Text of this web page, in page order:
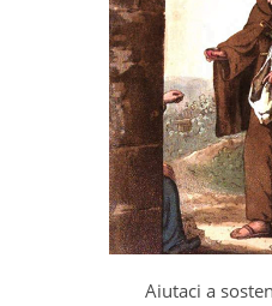
Aiutaci a